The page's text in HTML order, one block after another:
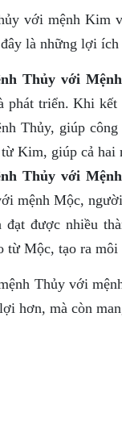
với mệnh Kim
là những lợi
Thủy với
phát triển. Khi
Thủy, giúp
Kim, giúp cả hai
Thủy với
mệnh Mộc,
đạt được nhiều
từ Mộc, tạo ra
Thủy với
hơn, mà còn